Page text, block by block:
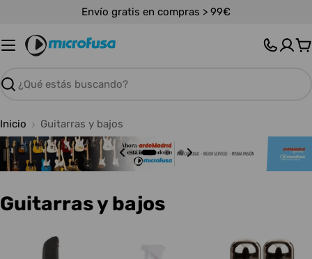
contenido
Envío gratis en compras > 99€
Buscar
Inicio Guitarras y bajos
C
Guitarras y bajos